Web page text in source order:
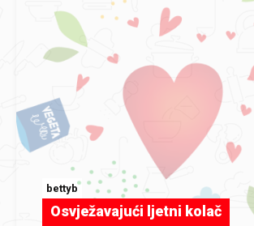
bettyb
Osvježavajući ljetni kolač